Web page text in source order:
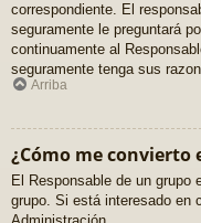
correspondiente. El
seguramente le preguntará
continuamente al
seguramente tenga sus
Arriba
¿Cómo me convierto
El Responsable de un grupo
grupo. Si está interesado en